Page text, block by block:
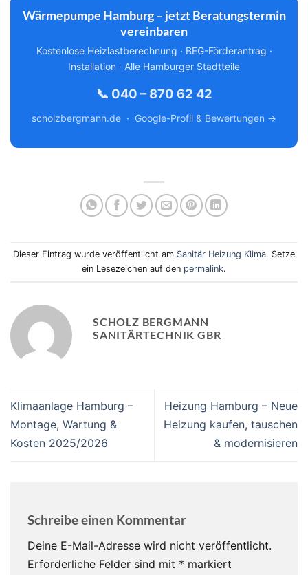
Wärmepumpe Hamburg – jetzt Beratungstermin
vereinbaren
Kostenlose Heizlastberechnung · BEG-Förderantrag ·
Installation · Alle Hamburger Stadtteile
📞 040 – 870 62 42
scholzbergmann.de · Google-Profil & Bewertungen →
Dieser Eintrag wurde veröffentlicht am Sanitär Heizung Klima. Setze
ein Lesezeichen auf den permalink.
SCHOLZ BERGMANN
SANITÄRTECHNIK GBR
Klimaanlage Hamburg –
Montage, Wartung &
Kosten 2025/2026
Heizung Hamburg – Neue
Heizung kaufen, tauschen
& modernisieren
Schreibe einen Kommentar
Deine E-Mail-Adresse wird nicht veröffentlicht.
Erforderliche Felder sind mit * markiert